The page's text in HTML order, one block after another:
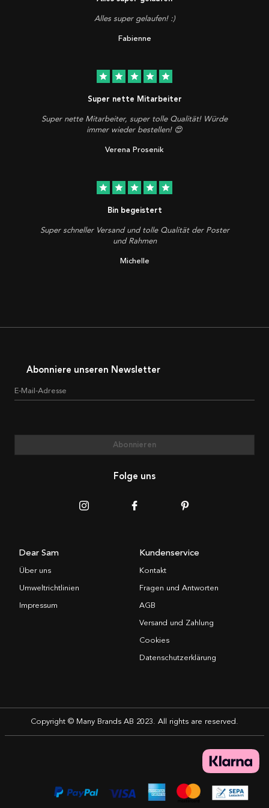
Alles super gelaufen! :)
Fabienne
star star star star star
Super nette Mitarbeiter
Super nette Mitarbeiter, super tolle Qualität! Würde
immer wieder bestellen! 😍
Verena Prosenik
star star star star star
Bin begeistert
Super schneller Versand und tolle Qualität der Poster
und Rahmen
Michelle
Abonniere unseren Newsletter
E-Mail-Adresse
Abonnieren
Folge uns
Dear Sam
Über uns
Umweltrichtlinien
Impressum
Kundenservice
Kontakt
Fragen und Antworten
AGB
Versand und Zahlung
Cookies
Datenschutzerklärung
Copyright © Many Brands AB 2023. All rights are reserved.